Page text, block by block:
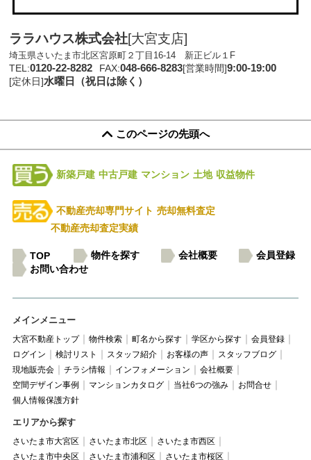
ララハウス株式会社[大宮支店]
埼玉県さいたま市北区宮原町２丁目16-14 新正ビル１F
TEL:0120-22-8282 FAX:048-666-8283[営業時間]9:00-19:00
[定休日]水曜日（祝日は除く）
このページの先頭へ
新築戸建 中古戸建 マンション 土地 収益物件
不動産売却専門サイト 売却無料査定
不動産売却査定実績
TOP 物件を探す 会社概要
会員登録
お問い合わせ
メインメニュー
大宮不動産トップ 物件検索 町名から探す 学区から探す
会員登録
ログイン
検討リスト スタッフ紹介 お客様の声
スタッフブログ
現地販売会
チラシ情報 インフォメーション
会社概要
空間デザイン事例
マンションカタログ 当社6つの強み
お問合せ
個人情報保護方針
エリアから探す
さいたま市大宮区 さいたま市北区
さいたま市西区
さいたま市中央区
さいたま市浦和区 さいたま市桜区